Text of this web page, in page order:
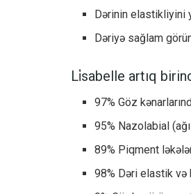
Dərinin elastikliyini
Dəriyə sağlam
Li̇sabelle artıq
97% Göz
95% Nazolabial
89% Piqment
98% Dəri elastik və